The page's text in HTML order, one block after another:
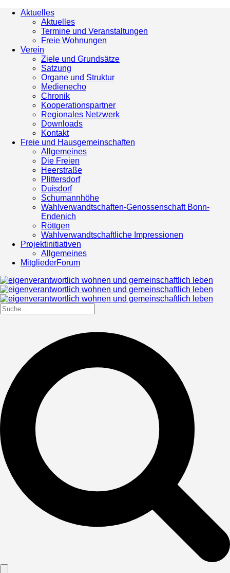
Aktuelles
Aktuelles
Termine und Veranstaltungen
Freie Wohnungen
Verein
Ziele und Grundsätze
Satzung
Organe und Struktur
Medienecho
Chronik
Kooperationspartner
Regionales Netzwerk
Downloads
Kontakt
Freie und Hausgemeinschaften
Allgemeines
Die Freien
Heerstraße
Plittersdorf
Duisdorf
Schumannhöhe
Wahlverwandtschaften-Genossenschaft Bonn-
Endenich
Röttgen
Wahlverwandtschaftliche Impressionen
Projektinitiativen
Allgemeines
MitgliederForum